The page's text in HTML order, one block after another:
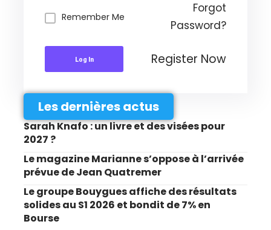
Remember Me
Forgot
Password?
Log In Register Now
Les dernières actus
Sarah Knafo : un livre et des visées pour
2027 ?
Le magazine Marianne s’oppose à l’arrivée
prévue de Jean Quatremer
Le groupe Bouygues affiche des résultats
solides au S1 2026 et bondit de 7% en
Bourse